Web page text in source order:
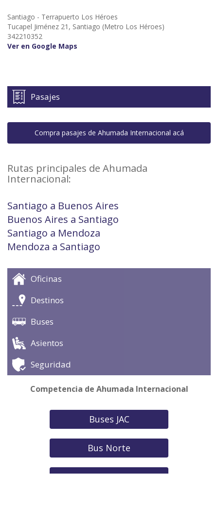
Santiago - Terrapuerto Los Héroes
Tucapel Jiménez 21, Santiago (Metro Los Héroes)
342210352
Ver en Google Maps
Pasajes
Compra pasajes de Ahumada Internacional acá
Rutas principales de Ahumada
Internacional:
Santiago a Buenos Aires
Buenos Aires a Santiago
Santiago a Mendoza
Mendoza a Santiago
Oficinas
Destinos
Buses
Asientos
Seguridad
Competencia de Ahumada Internacional
Buses JAC
Bus Norte
Buses Romani